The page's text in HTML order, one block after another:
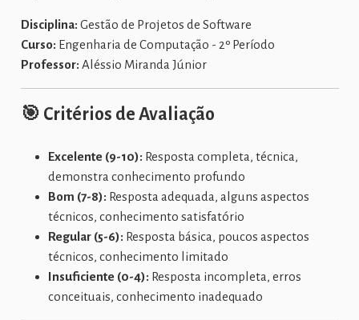
Disciplina: Gestão de Projetos de Software
Curso: Engenharia de Computação - 2º Período
Professor: Aléssio Miranda Júnior
🎯 Critérios de Avaliação
Excelente (9-10): Resposta completa, técnica,
demonstra conhecimento profundo
Bom (7-8): Resposta adequada, alguns aspectos
técnicos, conhecimento satisfatório
Regular (5-6): Resposta básica, poucos aspectos
técnicos, conhecimento limitado
Insuficiente (0-4): Resposta incompleta, erros
conceituais, conhecimento inadequado